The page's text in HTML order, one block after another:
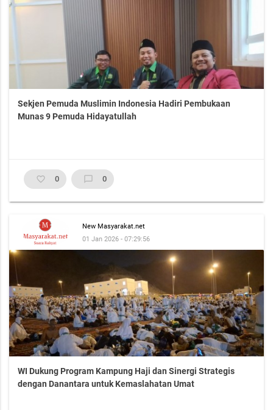
Sekjen Pemuda Muslimin Indonesia Hadiri Pembukaan
Munas 9 Pemuda Hidayatullah
favorite_border 0 chat_bubble_outline 0
New Masyarakat.net
01 Jan 2026 - 07:29:56
WI Dukung Program Kampung Haji dan Sinergi Strategis
dengan Danantara untuk Kemaslahatan Umat